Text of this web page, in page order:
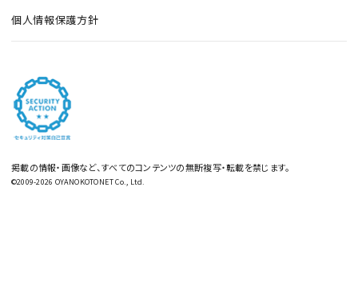
個人情報保護方針
掲載の情報・画像など、すべてのコンテンツの無断複写・転載を禁じます。
©2009-2026 OYANOKOTONET Co., Ltd.